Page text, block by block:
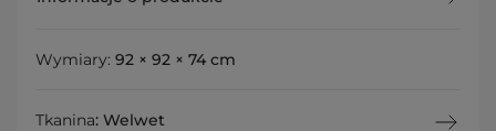
Wymiary: 92 × 92 × 74 cm
Tkanina: Welwet